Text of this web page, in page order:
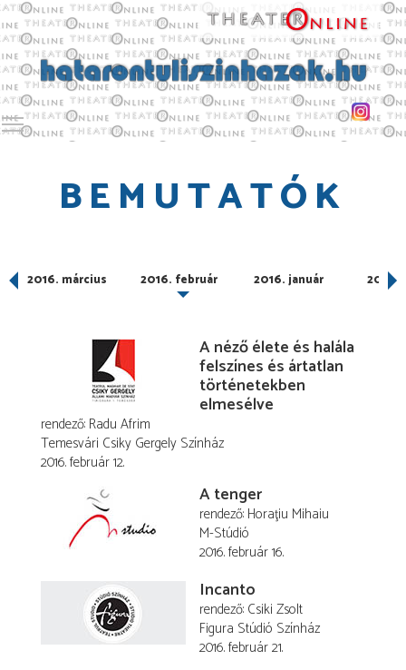
Toggle main menu visibility
BEMUTATÓK
2016. március 2016. február 2016. január 2015.
A néző élete és halála
felszínes és ártatlan
történetekben
elmesélve
rendező Radu Afrim
Temesvári Csiky Gergely Színház
2016. február 12.
A tenger
rendező Horaţiu Mihaiu
M-Stúdió
2016. február 16.
Incanto
rendező Csiki Zsolt
Figura Stúdió Színház
2016. február 21.